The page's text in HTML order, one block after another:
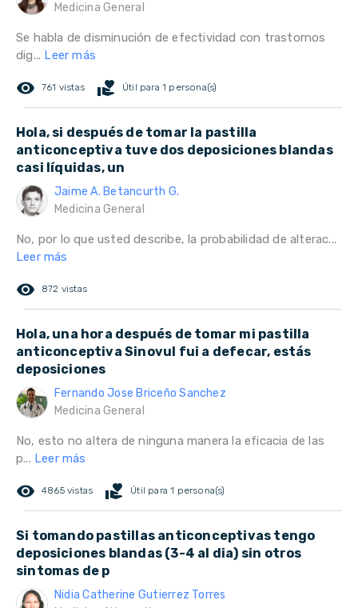
Medicina General
Se habla de disminución de efectividad con trastornos
dig... Leer más
remove_red_eye 761 vistas volunteer_activism Útil para 1 persona(s)
Hola, si después de tomar la pastilla
anticonceptiva tuve dos deposiciones blandas
casi líquidas, un
Jaime A. Betancurth G.
Medicina General
No, por lo que usted describe, la probabilidad de alterac...
Leer más
remove_red_eye 872 vistas
Hola, una hora después de tomar mi pastilla
anticonceptiva Sinovul fui a defecar, estás
deposiciones
Fernando Jose Briceño Sanchez
Medicina General
No, esto no altera de ninguna manera la eficacia de las
p... Leer más
remove_red_eye 4865 vistas volunteer_activism Útil para 1 persona(s)
Si tomando pastillas anticonceptivas tengo
deposiciones blandas (3-4 al dia) sin otros
sintomas de p
Nidia Catherine Gutierrez Torres